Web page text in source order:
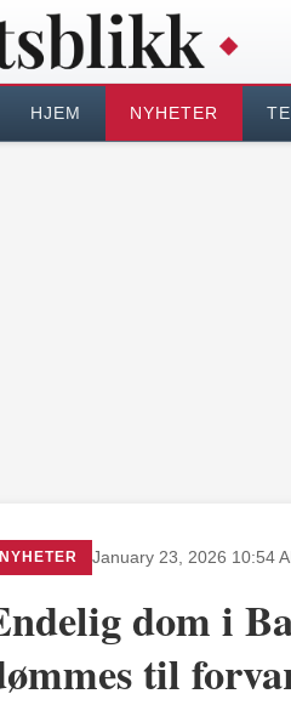
HJEM NYHETER
NYHETER January 23, 2026 10:54
dom i
til